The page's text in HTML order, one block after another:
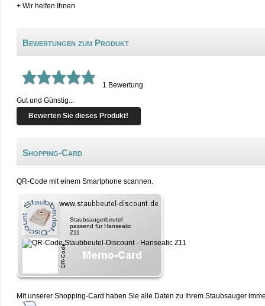
+ Wir helfen Ihnen
Bewertungen zum Produkt
1 Bewertung
Gut und Günstig...
Bewerten Sie dieses Produkt!
Shopping-Card
QR-Code mit einem Smartphone scannen.
Staubsaugerbeutel
passend für Hanseatic
Z11
Mit unserer Shopping-Card haben Sie alle Daten zu Ihrem Staubsauger